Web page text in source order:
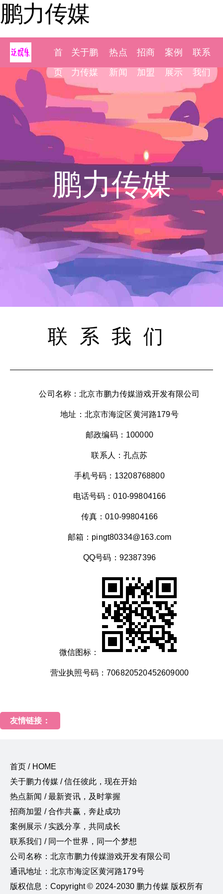
鹏力传媒
首
页
关于鹏
力传媒
热点
新闻
招商
加盟
案例
展示
联系
我们
鹏力传媒
联系我们
公司名称：北京市鹏力传媒游戏开发有限公司
地址：北京市海淀区黄河路179号
邮政编码：100000
联系人：孔点苏
手机号码：13208768800
电话号码：010-99804166
传真：010-99804166
邮箱：pingt80334@163.com
QQ号码：92387396
微信图标：
营业执照号码：706820520452609000
友情链接：
首页 / HOME
关于鹏力传媒 / 信任彼此，现在开始
热点新闻 / 最新资讯，及时掌握
招商加盟 / 合作共赢，奔赴成功
案例展示 / 实践分享，共同成长
联系我们 / 同一个世界，同一个梦想
公司名称：北京市鹏力传媒游戏开发有限公司
通讯地址：北京市海淀区黄河路179号
版权信息：Copyright © 2024-2030 鹏力传媒 版权所有